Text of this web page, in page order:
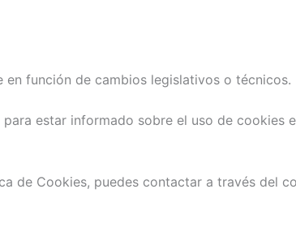
función de cambios legislativos o técnicos.
estar informado sobre el uso de cookies
de Cookies, puedes contactar a través del